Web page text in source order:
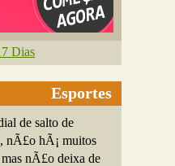
Dias
Esportes
de salto de
nÃ£o hÃ¡ muitos
nÃ£o deixa de